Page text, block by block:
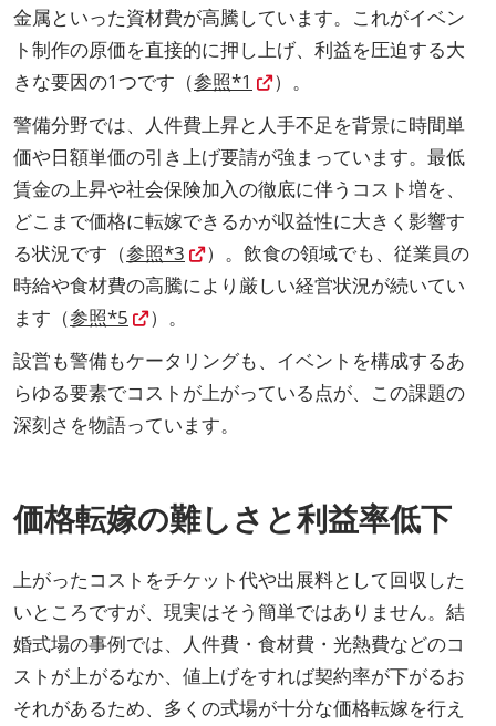
金属といった資材費が高騰しています。これがイベン
ト制作の原価を直接的に押し上げ、利益を圧迫する大
きな要因の1つです（参照*1
）。
警備分野では、人件費上昇と人手不足を背景に時間単
価や日額単価の引き上げ要請が強まっています。最低
賃金の上昇や社会保険加入の徹底に伴うコスト増を、
どこまで価格に転嫁できるかが収益性に大きく影響す
る状況です（参照*3
）。飲食の領域でも、従業員の
時給や食材費の高騰により厳しい経営状況が続いてい
ます（参照*5
）。
設営も警備もケータリングも、イベントを構成するあ
らゆる要素でコストが上がっている点が、この課題の
深刻さを物語っています。
価格転嫁の難しさと利益率低下
上がったコストをチケット代や出展料として回収した
いところですが、現実はそう簡単ではありません。結
婚式場の事例では、人件費・食材費・光熱費などのコ
ストが上がるなか、値上げをすれば契約率が下がるお
それがあるため、多くの式場が十分な価格転嫁を行え